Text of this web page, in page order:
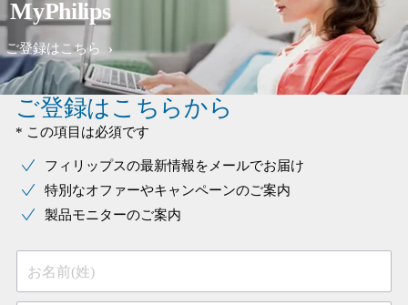
MyPhilips
ご登録はこちら
ご登録はこちらから
* この項目は必須です
フィリップスの最新情報をメールでお届け
特別なオファーやキャンペーンのご案内
製品モニターのご案内
お名前(姓)